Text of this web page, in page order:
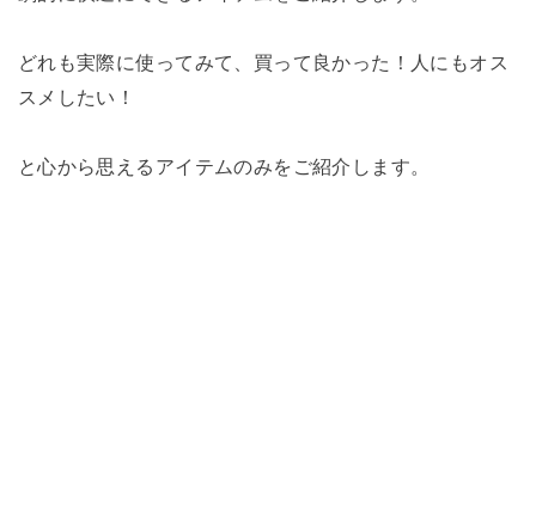
どれも実際に使ってみて、買って良かった！人にもオス
スメしたい！
と心から思えるアイテムのみをご紹介します。